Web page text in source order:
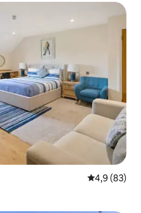
Gemiddelde
4,9 (83)